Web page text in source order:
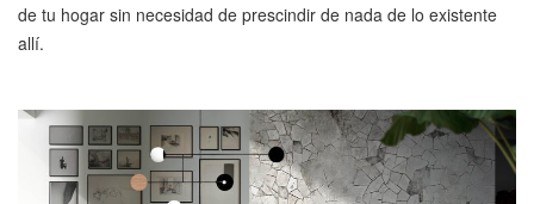
de tu hogar sin necesidad de prescindir de nada de lo existente
allí.